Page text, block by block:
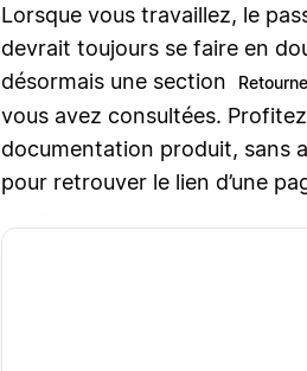
Lorsque vous travaillez, le
devrait toujours se faire en
désormais une section
vous avez consultées.
documentation produit, sans
pour retrouver le lien d’une